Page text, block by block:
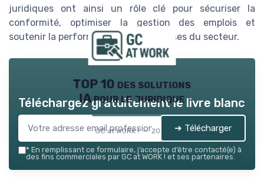
juridiques ont ainsi un rôle clé pour sécuriser la
conformité, optimiser la gestion des emplois et
soutenir la performance des entreprises du secteur.
TOP 10 des solutions
IA pour le juridique
GC at WORK ! — 2026
Téléchargez gratuitement le livre blanc
➔ Télécharger
* En remplissant ce formulaire, j’accepte d’être contacté(e) à
des fins commerciales par GC at WORK ! et ses partenaires.